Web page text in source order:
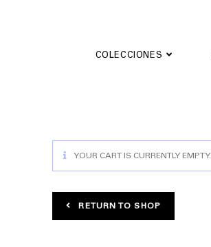
COLECCIONES
YOUR CART IS CURRENTLY EMPTY.
RETURN TO SHOP